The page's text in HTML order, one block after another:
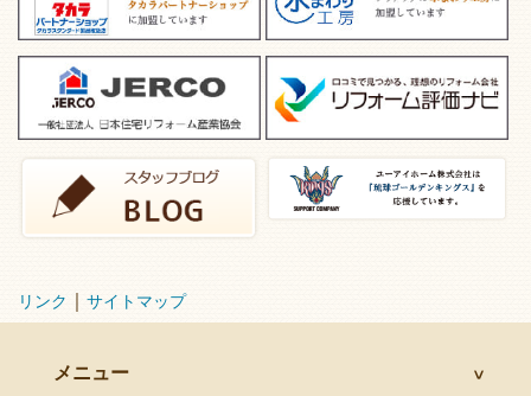
リンク サイトマップ
メニュー